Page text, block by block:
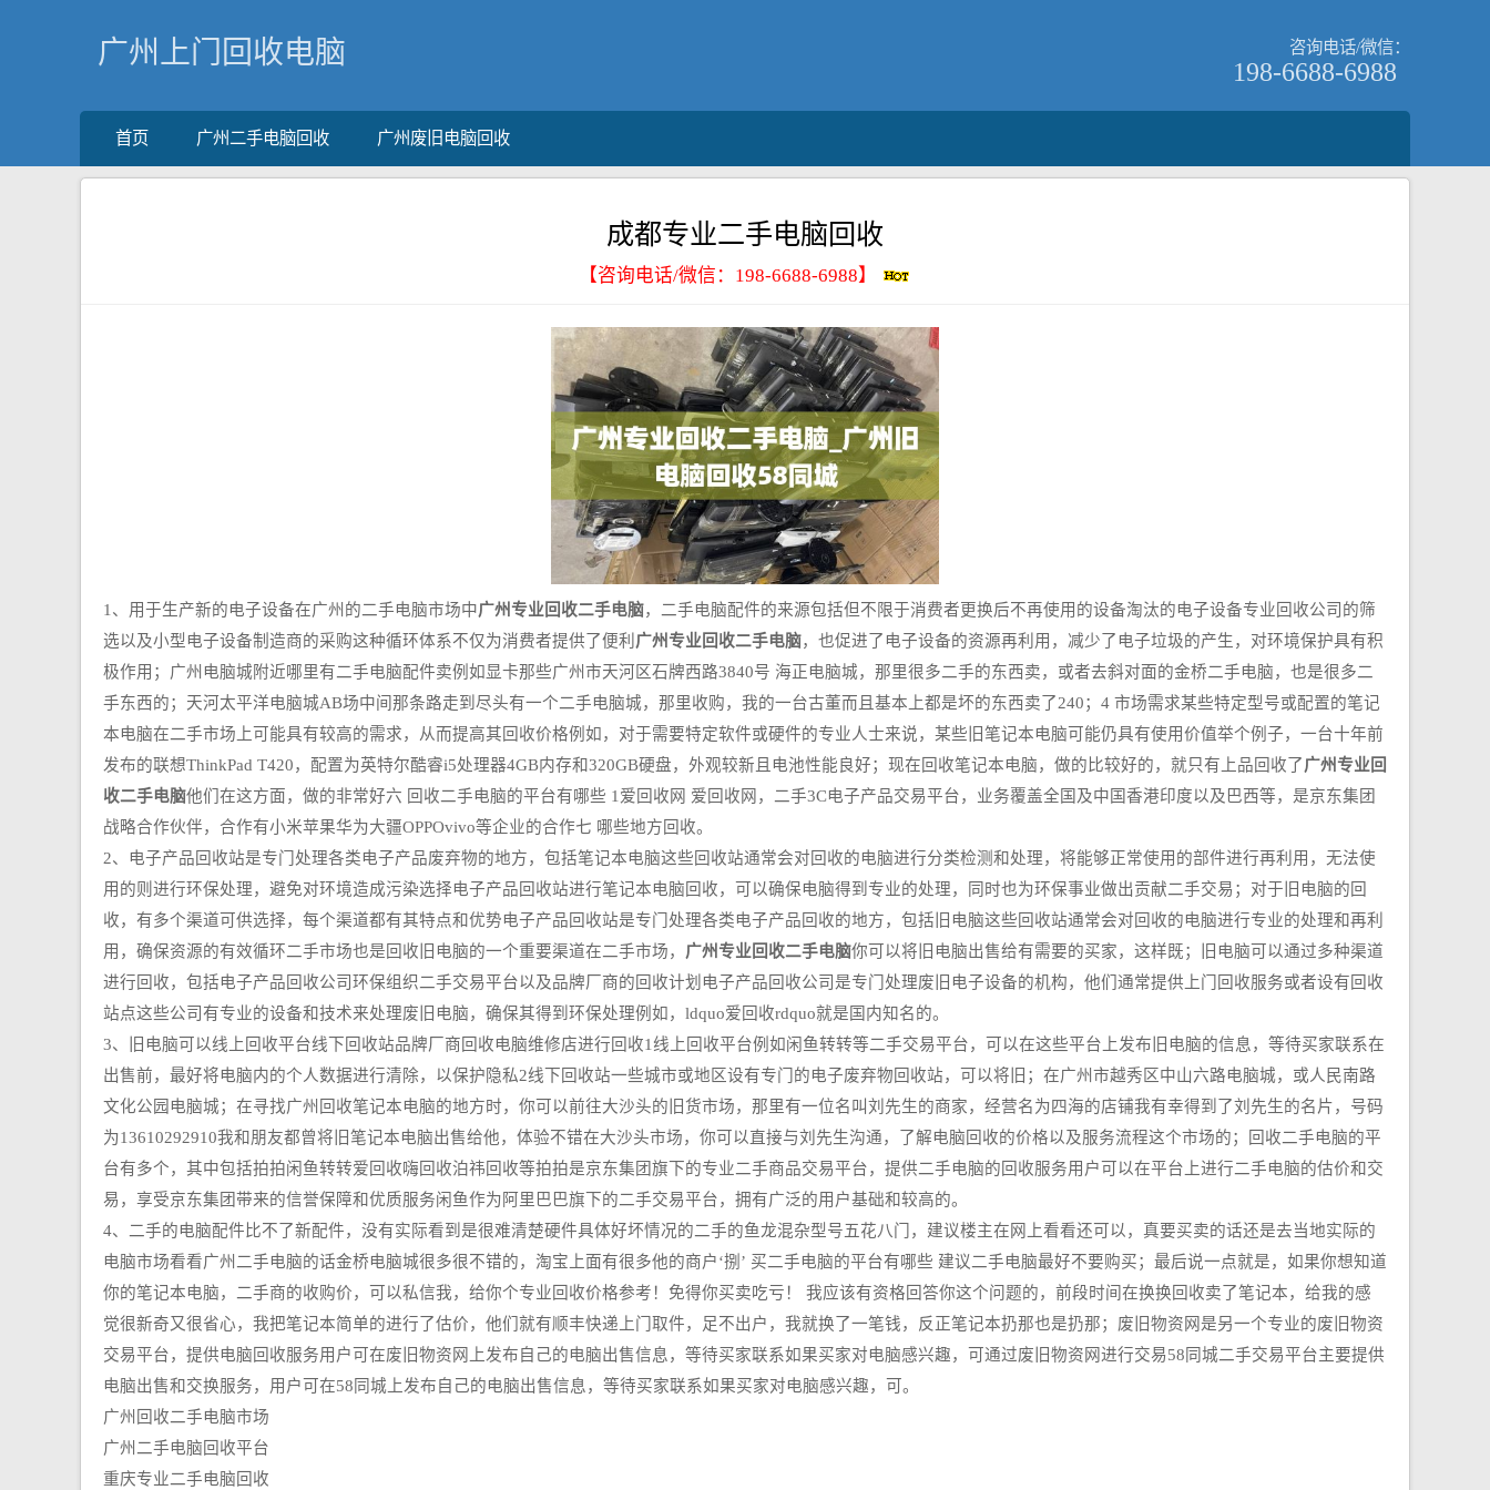
广州上门回收电脑 咨询电话/微信：
198-6688-6988
首页 广州二手电脑回收 广州废旧电脑回收
成都专业二手电脑回收
【咨询电话/微信： 198-6688-6988】
1、用于生产新的电子设备在广州的二手电脑市场中广州专业回收二手电脑，二手电脑配件的来源包括但不限于消费者更换后不再使用的设备淘汰的电子设备专业回收公司的筛
选以及小型电子设备制造商的采购这种循环体系不仅为消费者提供了便利 广州专业回收二手电脑，也促进了电子设备的资源再利用，减少了电子垃圾的产生，对环境保护具有积
极作用；广州电脑城附近哪里有二手电脑配件卖例如显卡那些广州市天河区石牌西路3840号 海正电脑城，那里很多二手的东西卖，或者去斜对面的金桥二手电脑，也是很多二
手东西的；天河太平洋电脑城AB场中间那条路走到尽头有一个二手电脑城，那里收购，我的一台古董而且基本上都是坏的东西卖了240；4 市场需求某些特定型号或配置的笔记
本电脑在二手市场上可能具有较高的需求，从而提高其回收价格例如，对于需要特定软件或硬件的专业人士来说，某些旧笔记本电脑可能仍具有使用价值举个例子，一台十年前
发布的联想ThinkPad T420，配置为英特尔酷睿i5处理器4GB内存和320GB硬盘，外观较新且电池性能良好；现在回收笔记本电脑，做的比较好的，就只有上品回收了广州专业回
收二手电脑他们在这方面，做的非常好六 回收二手电脑的平台有哪些 1爱回收网 爱回收网，二手3C电子产品交易平台，业务覆盖全国及中国香港印度以及巴西等，是京东集团
战略合作伙伴，合作有小米苹果华为大疆OPPOvivo等企业的合作七 哪些地方回收。
2、电子产品回收站是专门处理各类电子产品废弃物的地方，包括笔记本电脑这些回收站通常会对回收的电脑进行分类检测和处理，将能够正常使用的部件进行再利用，无法使
用的则进行环保处理，避免对环境造成污染选择电子产品回收站进行笔记本电脑回收，可以确保电脑得到专业的处理，同时也为环保事业做出贡献二手交易；对于旧电脑的回
收，有多个渠道可供选择，每个渠道都有其特点和优势电子产品回收站是专门处理各类电子产品回收的地方，包括旧电脑这些回收站通常会对回收的电脑进行专业的处理和再利
用，确保资源的有效循环二手市场也是回收旧电脑的一个重要渠道在二手市场， 广州专业回收二手电脑你可以将旧电脑出售给有需要的买家，这样既；旧电脑可以通过多种渠道
进行回收，包括电子产品回收公司环保组织二手交易平台以及品牌厂商的回收计划电子产品回收公司是专门处理废旧电子设备的机构，他们通常提供上门回收服务或者设有回收
站点这些公司有专业的设备和技术来处理废旧电脑，确保其得到环保处理例如，ldquo爱回收rdquo就是国内知名的。
3、旧电脑可以线上回收平台线下回收站品牌厂商回收电脑维修店进行回收1线上回收平台例如闲鱼转转等二手交易平台，可以在这些平台上发布旧电脑的信息，等待买家联系在
出售前，最好将电脑内的个人数据进行清除，以保护隐私2线下回收站一些城市或地区设有专门的电子废弃物回收站，可以将旧；在广州市越秀区中山六路电脑城，或人民南路
文化公园电脑城；在寻找广州回收笔记本电脑的地方时，你可以前往大沙头的旧货市场，那里有一位名叫刘先生的商家，经营名为四海的店铺我有幸得到了刘先生的名片，号码
为13610292910我和朋友都曾将旧笔记本电脑出售给他，体验不错在大沙头市场，你可以直接与刘先生沟通，了解电脑回收的价格以及服务流程这个市场的；回收二手电脑的平
台有多个，其中包括拍拍闲鱼转转爱回收嗨回收泊祎回收等拍拍是京东集团旗下的专业二手商品交易平台，提供二手电脑的回收服务用户可以在平台上进行二手电脑的估价和交
易，享受京东集团带来的信誉保障和优质服务闲鱼作为阿里巴巴旗下的二手交易平台，拥有广泛的用户基础和较高的。
4、二手的电脑配件比不了新配件，没有实际看到是很难清楚硬件具体好坏情况的二手的鱼龙混杂型号五花八门，建议楼主在网上看看还可以，真要买卖的话还是去当地实际的
电脑市场看看广州二手电脑的话金桥电脑城很多很不错的，淘宝上面有很多他的商户‘捌’ 买二手电脑的平台有哪些 建议二手电脑最好不要购买；最后说一点就是，如果你想知道
你的笔记本电脑，二手商的收购价，可以私信我，给你个专业回收价格参考！免得你买卖吃亏！ 我应该有资格回答你这个问题的，前段时间在换换回收卖了笔记本，给我的感
觉很新奇又很省心，我把笔记本简单的进行了估价，他们就有顺丰快递上门取件，足不出户，我就换了一笔钱，反正笔记本扔那也是扔那；废旧物资网是另一个专业的废旧物资
交易平台，提供电脑回收服务用户可在废旧物资网上发布自己的电脑出售信息，等待买家联系如果买家对电脑感兴趣，可通过废旧物资网进行交易58同城二手交易平台主要提供
电脑出售和交换服务，用户可在58同城上发布自己的电脑出售信息，等待买家联系如果买家对电脑感兴趣，可。
广州回收二手电脑市场
广州二手电脑回收平台
重庆专业二手电脑回收